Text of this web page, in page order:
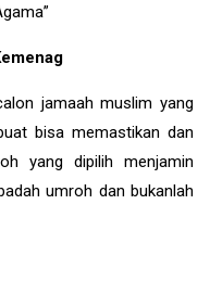
jamaah muslim yang
bisa memastikan dan
yang dipilih menjamin
umroh dan bukanlah